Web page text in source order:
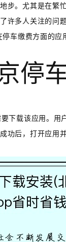
步。尤其是在繁
许多人关注的问
车缴费方面的应
停
下载该应用。用
功后，打开应用